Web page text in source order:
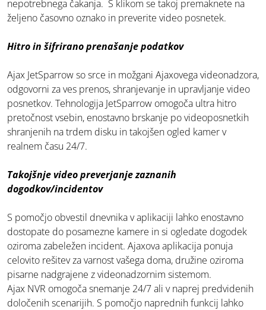
nepotrebnega čakanja. S klikom se takoj premaknete na
željeno časovno oznako in preverite video posnetek.
Hitro in šifrirano prenašanje podatkov
Ajax JetSparrow so srce in možgani Ajaxovega videonadzora,
odgovorni za ves prenos, shranjevanje in upravljanje video
posnetkov. Tehnologija JetSparrow omogoča ultra hitro
pretočnost vsebin, enostavno brskanje po videoposnetkih
shranjenih na trdem disku in takojšen ogled kamer v
realnem času 24/7.
Takojšnje video preverjanje zaznanih
dogodkov/incidentov
S pomočjo obvestil dnevnika v aplikaciji lahko enostavno
dostopate do posamezne kamere in si ogledate dogodek
oziroma zabeležen incident. Ajaxova aplikacija ponuja
celovito rešitev za varnost vašega doma, družine oziroma
pisarne nadgrajene z videonadzornim sistemom.
Ajax NVR omogoča snemanje 24/7 ali v naprej predvidenih
določenih scenarijih. S pomočjo naprednih funkcij lahko